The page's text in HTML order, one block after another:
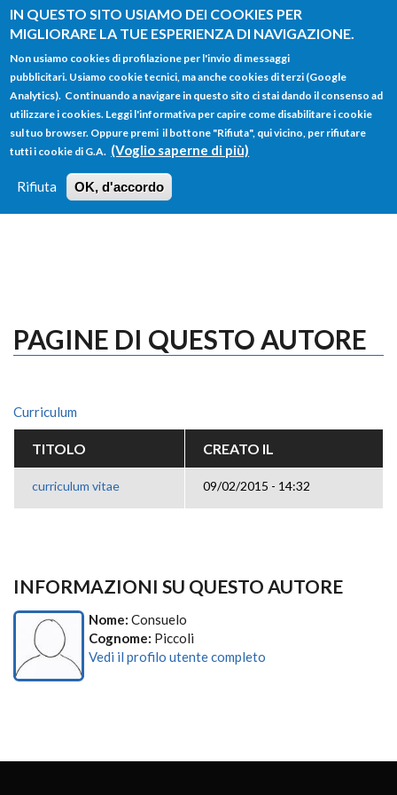
IN QUESTO SITO USIAMO DEI COOKIES PER
MIGLIORARE LA TUE ESPERIENZA DI NAVIGAZIONE.
Non usiamo cookies di profilazione per l'invio di messaggi
pubblicitari. Usiamo cookie tecnici, ma anche cookies di terzi (Google
Analytics). Continuando a navigare in questo sito ci stai dando il consenso ad
utilizzare i cookies. Leggi l'informativa per capire come disabilitare i cookie
sul tuo browser. Oppure premi il bottone "Rifiuta", qui vicino, per rifiutare
tutti i cookie di G.A. (Voglio saperne di più)
Rifiuta OK, d'accordo
Salta al contenuto principale
FORM
DI
RICERCA
Main menu
HOME TUTTI I PROFILI
LOGIN
PAGINE DI QUESTO AUTORE
Curriculum
TITOLO CREATO IL
curriculum vitae 09/02/2015 - 14:32
INFORMAZIONI SU QUESTO AUTORE
Nome: Consuelo
Cognome: Piccoli
Vedi il profilo utente completo